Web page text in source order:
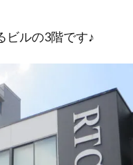
ビルの3階です♪